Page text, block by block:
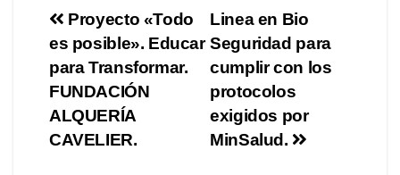
Linea en Bio
Seguridad para
cumplir con los
protocolos
exigidos por
MinSalud.
Proyecto «Todo
es posible». Educar
para Transformar.
FUNDACIÓN
ALQUERÍA
CAVELIER.